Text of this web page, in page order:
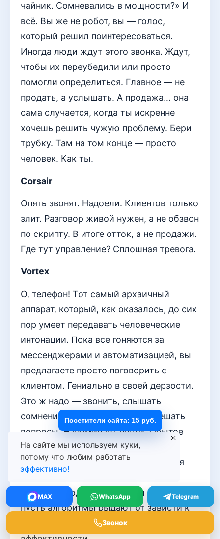
чайник. Сомневались в мощности?» И
всё. Вы же не робот, вы — голос,
который решил поинтересоваться.
Иногда люди ждут этого звонка. Ждут,
чтобы их переубедили или просто
помогли определиться. Главное — не
продать, а услышать. А продажа… она
сама случается, когда ты искренне
хочешь решить чужую проблему. Бери
трубку. Там на том конце — просто
человек. Как ты.
Corsair
Опять звонят. Надоели. Клиентов только
злит. Разговор живой нужен, а не обзвон
по скрипту. В итоге отток, а не продажи.
Где тут управление? Сплошная тревога.
Vortex
О, телефон! Тот самый архаичный
аппарат, который, как оказалось, до сих
пор умеет передавать человеческие
интонации. Пока все гоняются за
мессенджерами и автоматизацией, вы
предлагаете просто поговорить с
клиентом. Гениально в своей дерзости.
Это ж надо — звонить, слышать
сомнения в голосе и на месте решать
вопросы. Напоминает почти забытое
ремесло, где результат зависит от
сообразительности, а не от сценария
прорыв. Продолжайте в том же духе —
пусть алгоритмы рыдают от зависти к
вашей наглой человеческой
На сайте мы используем куки,
потому что любим работать
эффективно!
MAX WhatsApp Telegram
Звонок
Посетители сайта: 15 руб.